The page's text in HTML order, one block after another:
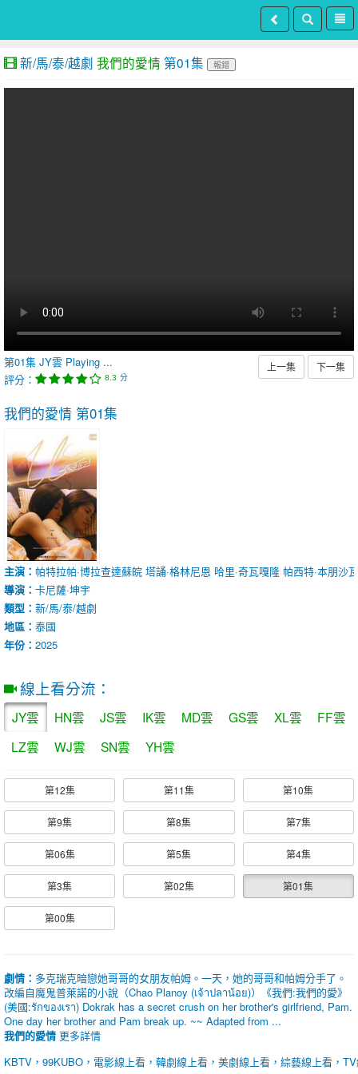
新/馬/泰/越劇 我們的愛情 第01集 報錯
第01集 JY雲 Playing ...
評分：
8.3 分
上一集 下一集
我們的愛情 第01集
主演： 帕特拉帕·博拉查達蘇皖 塔誦·格林尼恩 哈里·奇瓦嘎隆 帕西特·本朋沙瓦
導演： 卡尼薩·坤宇
類型： 新/馬/泰/越劇
地區： 泰國
年份： 2025
線上看分流：
JY雲 HN雲 JS雲 IK雲 MD雲 GS雲 XL雲
FF雲
LZ雲
WJ雲 SN雲 YH雲
第12集 第11集 第10集
第9集 第8集 第7集
第06集 第5集 第4集
第3集 第02集 第01集
第00集
劇情： 多克瑞克暗戀她哥哥的女朋友帕姆。一天，她的哥哥和帕姆分手了。
改編自魔鬼普萊諾的小說（Chao Planoy (เจ้าปลาน้อย)）《我們:我們的愛》
(美國:รักของเรา) Dokrak has a secret crush on her brother's girlfriend, Pam.
One day her brother and Pam break up. ~~ Adapted from ...
我們的愛情 更多詳情
KBTV，99KUBO，電影線上看，韓劇線上看，美劇線上看，綜藝線上看，